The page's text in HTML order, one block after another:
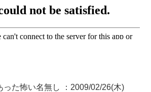
った怖い名無し ：2009/02/26(木)